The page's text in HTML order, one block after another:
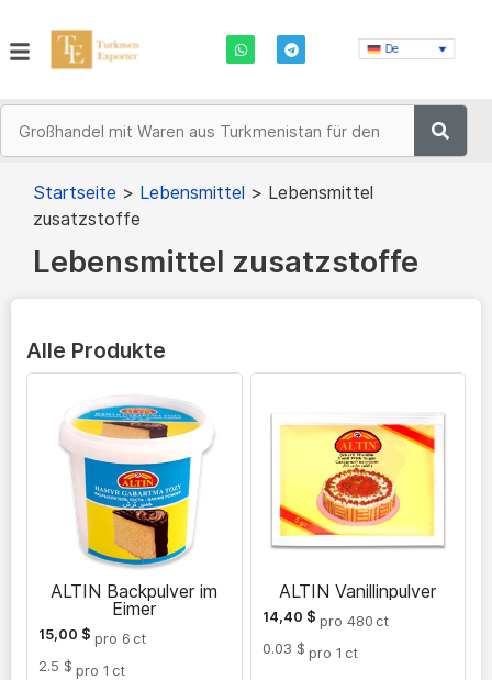
De
Startseite > Lebensmittel > Lebensmittel
zusatzstoffe
Lebensmittel zusatzstoffe
Alle Produkte
ALTIN Backpulver im
Eimer
15,00 $ pro 6 ct
2.5 $ pro 1 ct
ALTIN Vanillinpulver
14,40 $ pro 480 ct
0.03 $ pro 1 ct